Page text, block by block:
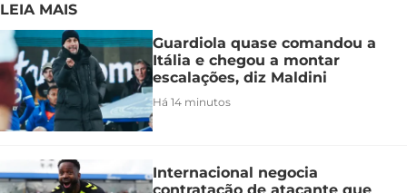
LEIA MAIS
Guardiola quase comandou a
Itália e chegou a montar
escalações, diz Maldini
Há 14 minutos
Internacional negocia